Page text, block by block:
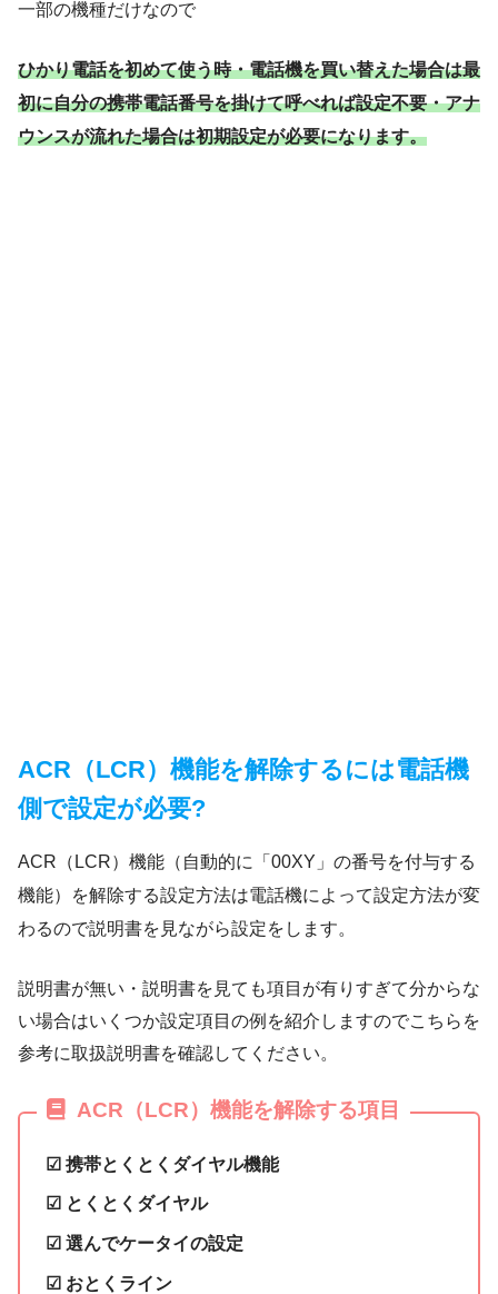
一部の機種だけなので
ひかり電話を初めて使う時・電話機を買い替えた場合は最
初に自分の携帯電話番号を掛けて呼べれば設定不要・アナ
ウンスが流れた場合は初期設定が必要になります。
ACR（LCR）機能を解除するには電話機
側で設定が必要?
ACR（LCR）機能（自動的に「00XY」の番号を付与する
機能）を解除する設定方法は電話機によって設定方法が変
わるので説明書を見ながら設定をします。
説明書が無い・説明書を見ても項目が有りすぎて分からな
い場合はいくつか設定項目の例を紹介しますのでこちらを
参考に取扱説明書を確認してください。
ACR（LCR）機能を解除する項目
☑ 携帯とくとくダイヤル機能
☑ とくとくダイヤル
☑ 選んでケータイの設定
☑ おとくライン